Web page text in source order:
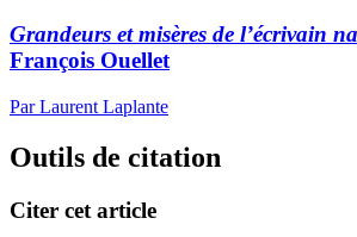
Grandeurs et misères de l’écrivain
François Ouellet
Par Laurent Laplante
Outils de citation
Citer cet article